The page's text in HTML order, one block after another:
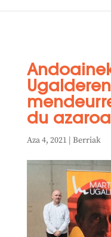
du
Aza 4, 2021 | Berriak